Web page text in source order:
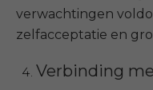
verwachtingen
zelfacceptatie en
Verbinding